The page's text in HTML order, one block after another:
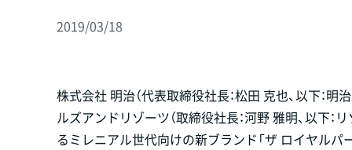
2019/03/18
株式会社 明治（代表取締役社長：松田 克也、以下：
ルズアンドリゾーツ（取締役社長：河野 雅明、以下：
るミレニアル世代向けの新ブランド「ザ ロイヤルパ